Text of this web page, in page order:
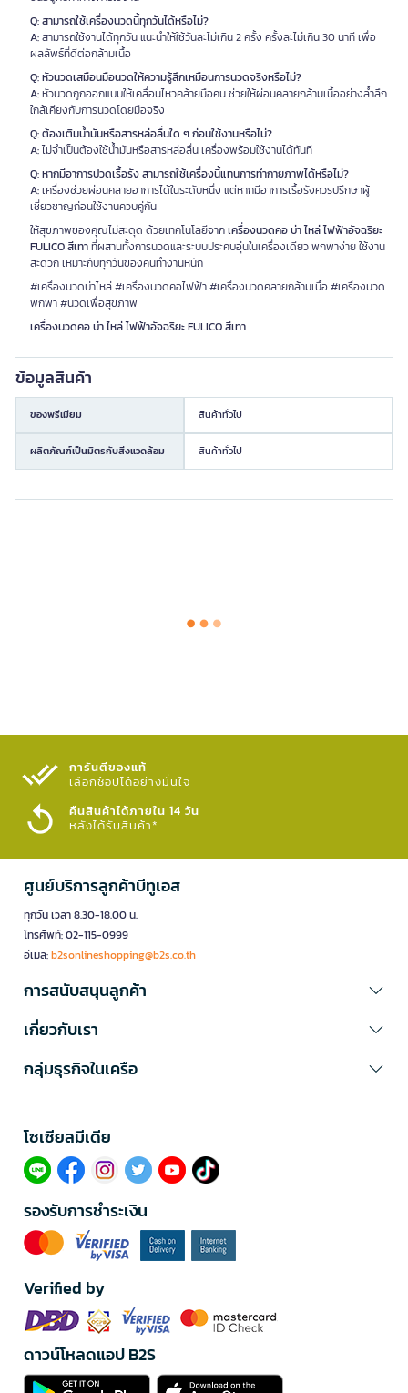
Q: สามารถใช้เครื่องนวดนี้ทุกวันได้หรือไม่?
A:สามารถใช้งานได้ทุกวัน แนะนำให้ใช้วันละไม่เกิน 2 ครั้ง ครั้งละไม่เกิน 30 นาที เพื่อ
ผลลัพธ์ที่ดีต่อกล้ามเนื้อ
Q: หัวนวดเสมือนมือนวดให้ความรู้สึกเหมือนการนวดจริงหรือไม่?
A:หัวนวดถูกออกแบบให้เคลื่อนไหวคล้ายมือคน ช่วยให้ผ่อนคลายกล้ามเนื้ออย่างล้ำลึก
ใกล้เคียงกับการนวดโดยมือจริง
Q: ต้องเติมน้ำมันหรือสารหล่อลื่นใด ๆ ก่อนใช้งานหรือไม่?
A:ไม่จำเป็นต้องใช้น้ำมันหรือสารหล่อลื่น เครื่องพร้อมใช้งานได้ทันที
Q: หากมีอาการปวดเรื้อรัง สามารถใช้เครื่องนี้แทนการทำกายภาพได้หรือไม่?
A:เครื่องช่วยผ่อนคลายอาการได้ในระดับหนึ่ง แต่หากมีอาการเรื้อรังควรปรึกษาผู้
เชี่ยวชาญก่อนใช้งานควบคู่กัน
ให้สุขภาพของคุณไม่สะดุด ด้วยเทคโนโลยีจากเครื่องนวดคอ บ่า ไหล่ ไฟฟ้าอัจฉริยะ
FULICO สีเทาที่ผสานทั้งการนวดและระบบประคบอุ่นในเครื่องเดียว พกพาง่าย ใช้งาน
สะดวก เหมาะกับทุกวันของคนทำงานหนัก
#เครื่องนวดบ่าไหล่ #เครื่องนวดคอไฟฟ้า #เครื่องนวดคลายกล้ามเนื้อ #เครื่องนวด
พกพา #นวดเพื่อสุขภาพ
เครื่องนวดคอ บ่า ไหล่ ไฟฟ้าอัจฉริยะ FULICO สีเทา
ข้อมูลสินค้า
ของพรีเมียม สินค้าทั่วไป
ผลิตภัณฑ์เป็นมิตรกับสิ่งแวดล้อม สินค้าทั่วไป
การันตีของแท้
เลือกช้อปได้อย่างมั่นใจ​
คืนสินค้าได้ภายใน 14 วัน
หลังได้รับสินค้า*
ศูนย์บริการลูกค้าบีทูเอส
ทุกวัน เวลา 8.30-18.00 น.
โทรศัพท์: 02-115-0999
อีเมล:b2sonlineshopping@b2s.co.th
การสนับสนุนลูกค้า
เกี่ยวกับเรา
กลุ่มธุรกิจในเครือ
โซเซียลมีเดีย​
รองรับการชำระเงิน
Verified by
ดาวน์โหลดแอป B2S